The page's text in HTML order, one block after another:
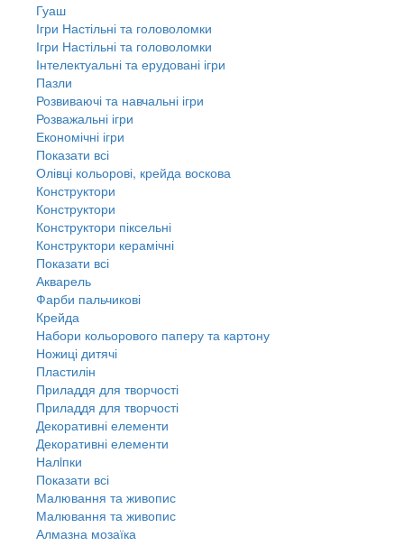
Гуаш
Ігри Настільні та головоломки
Ігри Настільні та головоломки
Інтелектуальні та ерудовані ігри
Пазли
Розвиваючі та навчальні ігри
Розважальні ігри
Економічні ігри
Показати всі
Олівці кольорові, крейда воскова
Конструктори
Конструктори
Конструктори піксельні
Конструктори керамічні
Показати всі
Акварель
Фарби пальчикові
Крейда
Набори кольорового паперу та картону
Ножиці дитячі
Пластилін
Приладдя для творчості
Приладдя для творчості
Декоративні елементи
Декоративні елементи
Налiпки
Показати всі
Малювання та живопис
Малювання та живопис
Алмазна мозаїка